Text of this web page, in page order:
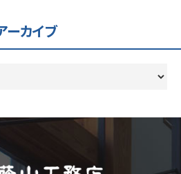
ーカイブ